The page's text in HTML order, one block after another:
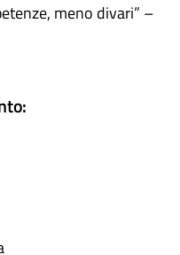
meno divari” –